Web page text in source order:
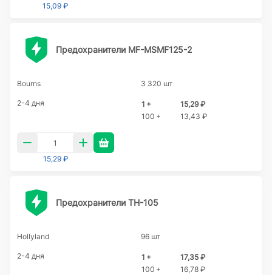
15,09 ₽
Предохранители MF-MSMF125-2
Bourns 3 320 шт
2-4 дня 1 +
15,29 ₽
100 +
13,43 ₽
15,29 ₽
Предохранители TH-105
Hollyland 96 шт
2-4 дня 1 +
17,35 ₽
100 +
16,78 ₽